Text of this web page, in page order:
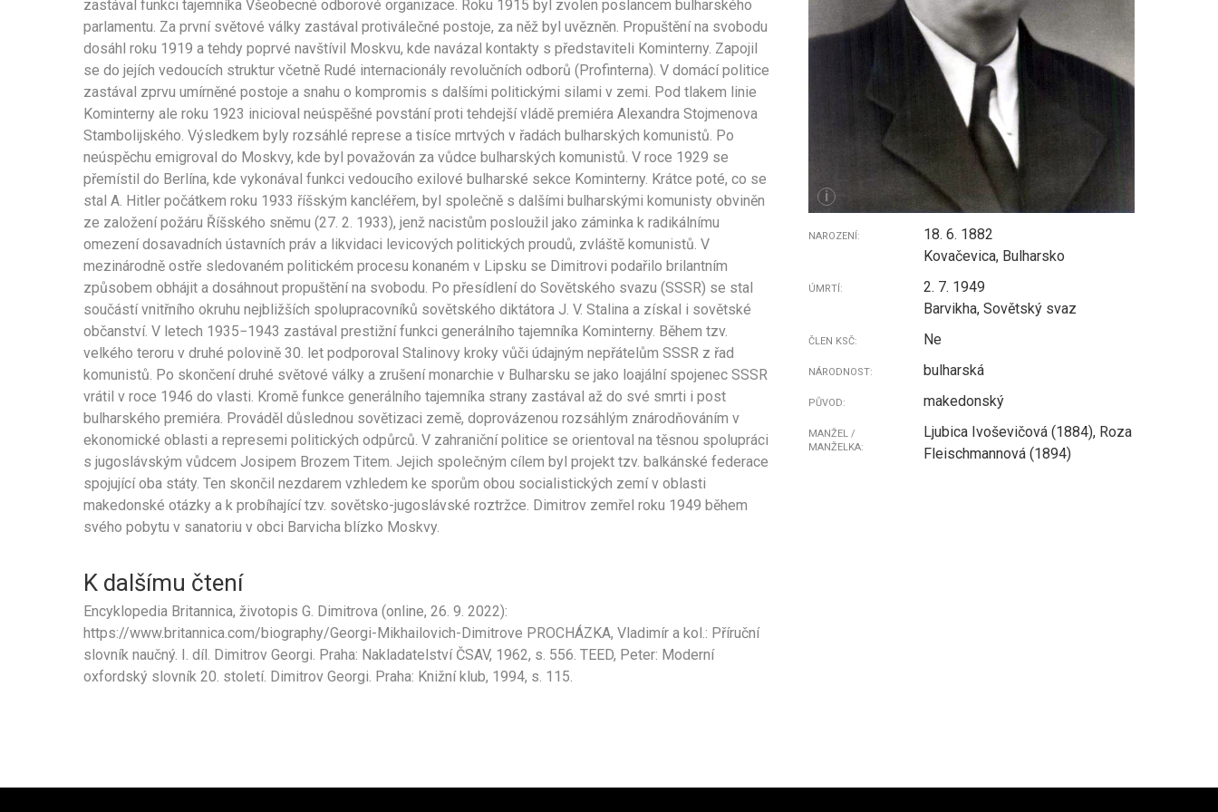
zastával funkci tajemníka Všeobecné odborové organizace. Roku 1915 byl zvolen poslancem bulharského
parlamentu. Za první světové války zastával protiválečné postoje, za něž byl uvězněn. Propuštění na svobodu
dosáhl roku 1919 a tehdy poprvé navštívil Moskvu, kde navázal kontakty s představiteli Kominterny. Zapojil
se do jejích vedoucích struktur včetně Rudé internacionály revolučních odborů (Profinterna). V domácí politice
zastával zprvu umírněné postoje a snahu o kompromis s dalšími politickými silami v zemi. Pod tlakem linie
Kominterny ale roku 1923 inicioval neúspěšné povstání proti tehdejší vládě premiéra Alexandra Stojmenova
Stambolijského. Výsledkem byly rozsáhlé represe a tisíce mrtvých v řadách bulharských komunistů. Po
neúspěchu emigroval do Moskvy, kde byl považován za vůdce bulharských komunistů. V roce 1929 se
přemístil do Berlína, kde vykonával funkci vedoucího exilové bulharské sekce Kominterny. Krátce poté, co se
stal A. Hitler počátkem roku 1933 říšským kancléřem, byl společně s dalšími bulharskými komunisty obviněn
ze založení požáru Říšského sněmu (27. 2. 1933), jenž nacistům posloužil jako záminka k radikálnímu
omezení dosavadních ústavních práv a likvidaci levicových politických proudů, zvláště komunistů. V
mezinárodně ostře sledovaném politickém procesu konaném v Lipsku se Dimitrovi podařilo brilantním
způsobem obhájit a dosáhnout propuštění na svobodu. Po přesídlení do Sovětského svazu (SSSR) se stal
součástí vnitřního okruhu nejbližších spolupracovníků sovětského diktátora J. V. Stalina a získal i sovětské
občanství. V letech 1935−1943 zastával prestižní funkci generálního tajemníka Kominterny. Během tzv.
velkého teroru v druhé polovině 30. let podporoval Stalinovy kroky vůči údajným nepřátelům SSSR z řad
komunistů. Po skončení druhé světové války a zrušení monarchie v Bulharsku se jako loajální spojenec SSSR
vrátil v roce 1946 do vlasti. Kromě funkce generálního tajemníka strany zastával až do své smrti i post
bulharského premiéra. Prováděl důslednou sovětizaci země, doprovázenou rozsáhlým znárodňováním v
ekonomické oblasti a represemi politických odpůrců. V zahraniční politice se orientoval na těsnou spolupráci
s jugoslávským vůdcem Josipem Brozem Titem. Jejich společným cílem byl projekt tzv. balkánské federace
spojující oba státy. Ten skončil nezdarem vzhledem ke sporům obou socialistických zemí v oblasti
makedonské otázky a k probíhající tzv. sovětsko-jugoslávské roztržce. Dimitrov zemřel roku 1949 během
svého pobytu v sanatoriu v obci Barvicha blízko Moskvy.
K dalšímu čtení
Encyklopedia Britannica, životopis G. Dimitrova (online, 26. 9. 2022):
https://www.britannica.com/biography/Georgi-Mikhailovich-Dimitrove PROCHÁZKA, Vladimír a kol.: Příruční
slovník naučný. I. díl. Dimitrov Georgi. Praha: Nakladatelství ČSAV, 1962, s. 556. TEED, Peter: Moderní
oxfordský slovník 20. století. Dimitrov Georgi. Praha: Knižní klub, 1994, s. 115.
i
NAROZENÍ:
18. 6. 1882
Kovačevica, Bulharsko
ÚMRTÍ:
2. 7. 1949
Barvikha, Sovětský svaz
ČLEN KSČ: Ne
NÁRODNOST: bulharská
PŮVOD: makedonský
MANŽEL /
MANŽELKA:
Ljubica Ivoševičová (1884), Roza
Fleischmannová (1894)